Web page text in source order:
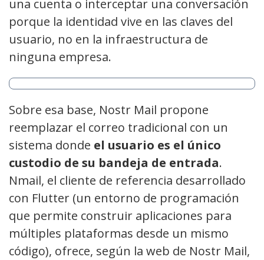
una cuenta o interceptar una conversación
porque la identidad vive en las claves del
usuario, no en la infraestructura de
ninguna empresa.
Sobre esa base, Nostr Mail propone
reemplazar el correo tradicional con un
sistema donde el usuario es el único
custodio de su bandeja de entrada.
Nmail, el cliente de referencia desarrollado
con Flutter (un entorno de programación
que permite construir aplicaciones para
múltiples plataformas desde un mismo
código), ofrece, según la web de Nostr Mail,